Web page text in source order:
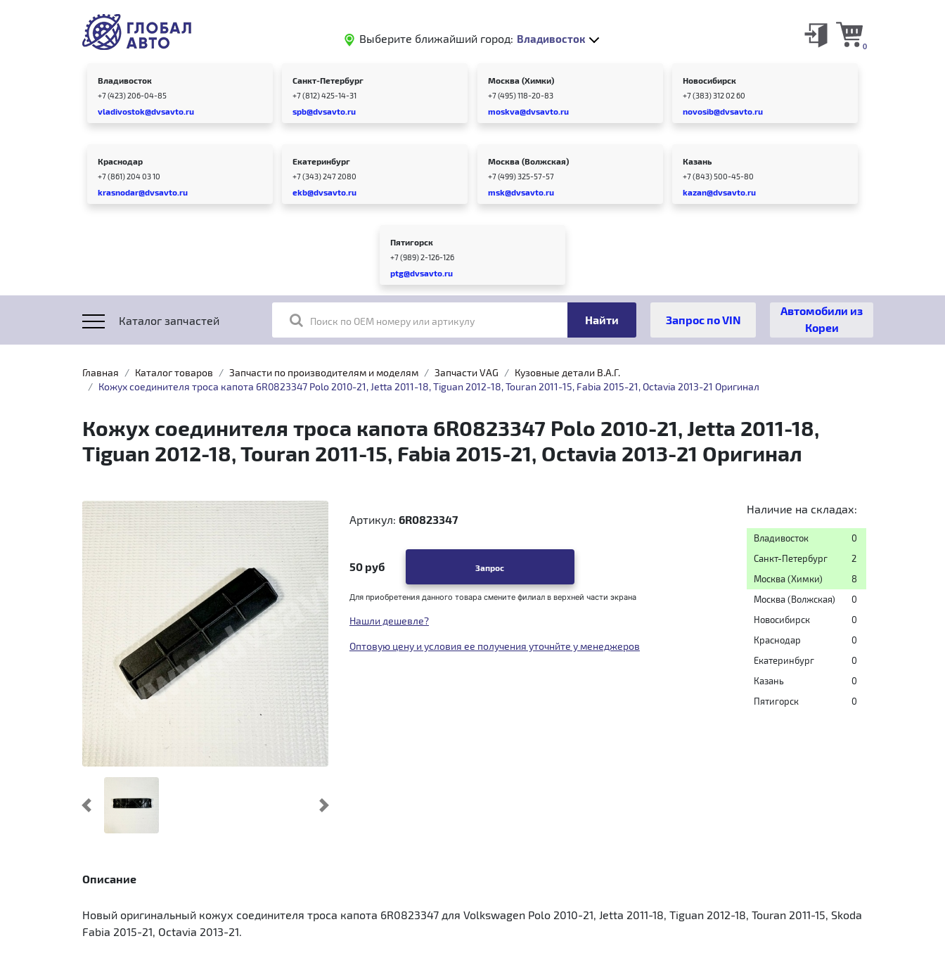
Выберите ближайший город: Владивосток
0
Владивосток
+7 (423) 206-04-85
vladivostok@dvsavto.ru
Санкт-Петербург
+7 (812) 425-14-31
spb@dvsavto.ru
Москва (Химки)
+7 (495) 118-20-83
moskva@dvsavto.ru
Новосибирск
+7 (383) 312 02 60
novosib@dvsavto.ru
Краснодар
+7 (861) 204 03 10
krasnodar@dvsavto.ru
Екатеринбург
+7 (343) 247 2080
ekb@dvsavto.ru
Москва (Волжская)
+7 (499) 325-57-57
msk@dvsavto.ru
Казань
+7 (843) 500-45-80
kazan@dvsavto.ru
Пятигорск
+7 (989) 2-126-126
ptg@dvsavto.ru
Каталог запчастей Поиск по OEM номеру или артикулу
Автомобили из
Кореи
Главная Каталог товаров Запчасти по производителям и моделям Запчасти VAG
Кузовные детали B.A.Г.
Кожух соединителя троса капота 6R0823347 Polo 2010-21, Jetta 2011-18, Tiguan 2012-18, Touran 2011-15, Fabia 2015-21, Octavia 2013-21 Оригинал
Кожух соединителя троса капота 6R0823347 Polo 2010-21, Jetta 2011-18,
Tiguan 2012-18, Touran 2011-15, Fabia 2015-21, Octavia 2013-21 Оригинал
Предыдущий Cледующий
Артикул: 6R0823347
50 руб Запрос
Для приобретения данного товара смените филиал в верхней части экрана
Нашли дешевле?
Оптовую цену и условия ее получения уточнйте у менеджеров
Наличие на складах:
Владивосток
0
Санкт-Петербург
2
Москва (Химки)
8
Москва (Волжская)
0
Новосибирск
0
Краснодар
0
Екатеринбург
0
Казань
0
Пятигорск
0
Описание
Новый оригинальный кожух соединителя троса капота 6R0823347 для Volkswagen Polo 2010-21, Jetta 2011-18, Tiguan 2012-18, Touran 2011-15, Skoda
Fabia 2015-21, Octavia 2013-21.